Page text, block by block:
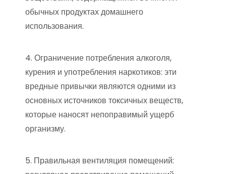
обычных продуктах домашнего
использования.
4. Ограничение потребления алкоголя,
курения и употребления наркотиков: эти
вредные привычки являются одними из
основных источников токсичных веществ,
которые наносят непоправимый ущерб
организму.
5. Правильная вентиляция помещений: